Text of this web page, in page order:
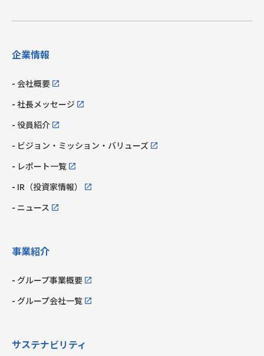
企業情報
会社概要
社長メッセージ
役員紹介
ビジョン・ミッション・ バリューズ
レポート一覧
IR（投資家情報）
ニュース
事業紹介
グループ事業概要
グループ会社一覧
サステナビリティ